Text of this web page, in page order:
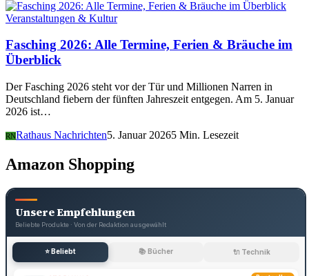
Veranstaltungen & Kultur
Fasching 2026: Alle Termine, Ferien & Bräuche im
Überblick
Der Fasching 2026 steht vor der Tür und Millionen Narren in
Deutschland fiebern der fünften Jahreszeit entgegen. Am 5. Januar
2026 ist…
RNRathaus Nachrichten5. Januar 20265 Min. Lesezeit
Amazon Shopping
Unsere Empfehlungen
Beliebte Produkte · Von der Redaktion ausgewählt
⭐ Beliebt 📚 Bücher 🔌 Technik